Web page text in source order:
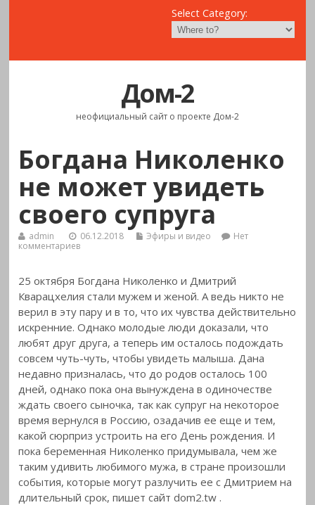
Select Category:
Дом-2
неофициальный сайт о проекте Дом-2
Богдана Николенко
не может увидеть
своего супруга
admin 06.12.2018 Эфиры и видео
Нет
комментариев
25 октября Богдана Николенко и Дмитрий
Кварацхелиястали мужем и женой. А ведь никто не
верил в эту пару и в то, что их чувства действительно
искренние. Однако молодые люди доказали, что
любят друг друга, а теперь им осталось подождать
совсем чуть-чуть, чтобы увидеть малыша. Дана
недавно призналась, что до родов осталось 100
дней, однако пока она вынуждена в одиночестве
ждать своего сыночка, так как супруг на некоторое
время вернулся в Россию, озадачив ее еще и тем,
какой сюрприз устроить на его День рождения. И
пока беременная Николенко придумывала, чем же
таким удивить любимого мужа, в стране произошли
события, которые могут разлучить ее с Дмитрием на
длительный срок, пишет сайт dom2.tw .